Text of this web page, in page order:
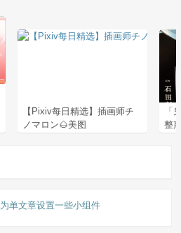
【Pixiv每日精选】插画师チ
ノマロン🌰美图
「
整
单文章设置一些小组件